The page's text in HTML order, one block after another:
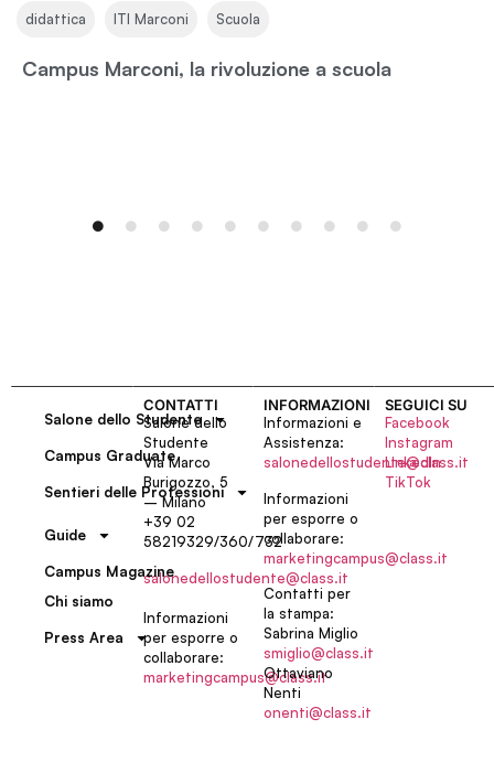
Campus Marconi, la rivoluzione a scuola
didattica ITI Marconi Scuola
Salone dello Studente
Campus Graduate
Sentieri delle Professioni
Guide
Campus Magazine
Chi siamo
Press Area
CONTATTI
Salone dello
Studente
Via Marco
Burigozzo, 5
– Milano
+39 02
58219329/360/732
salonedellostudente@class.it
Informazioni
per esporre o
collaborare:
marketingcampus@class.it
INFORMAZIONI
Informazioni e
Assistenza:
salonedellostudente@class.it
Informazioni
per esporre o
collaborare:
marketingcampus@class.it
Contatti per
la stampa:
Sabrina Miglio
smiglio@class.it
Ottaviano
Nenti
onenti@class.it
SEGUICI SU
Facebook
Instagram
LinkedIn
TikTok